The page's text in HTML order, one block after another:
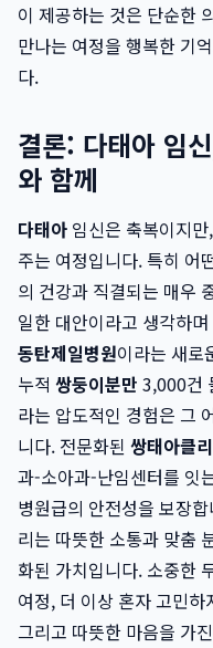
이 제공하는 것은 단순한
만나는 여정을 행복한 기
다.
결론: 다태아 임
와 함께
다태아 임신은 축복이지
주는 여정입니다. 특히 어
의 건강과 직결되는 매우
일한 대안이라고 생각하
동탄제일병원이라는 새로
누적 쌍둥이분만 3,000건
라는 압도적인 경험은 그
니다. 전문화된 쌍태아클
과-소아과-난임센터를 잇
병원급의 안전성을 보장
리는 따뜻한 소통과 맞춤
화된 가치입니다. 소중한
여정, 더 이상 혼자 고민
그리고 따뜻한 마음을 가